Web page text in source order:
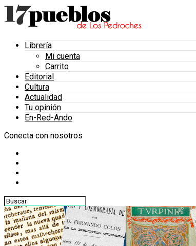
Librería
Mi cuenta
Carrito
Editorial
Cultura
Actualidad
Tu opinión
En-Red-Ando
Conecta con nosotros